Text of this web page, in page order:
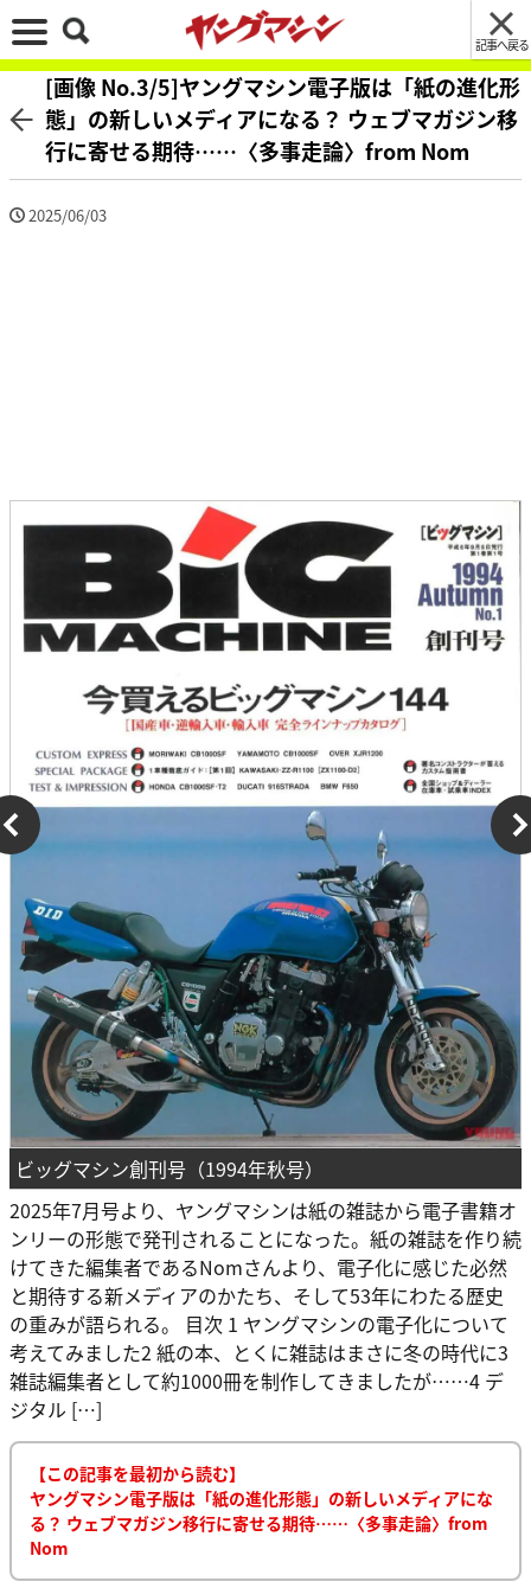
記事へ戻る
[画像 No.3/5]ヤングマシン電子版は「紙の進化形
態」の新しいメディアになる？ ウェブマガジン移
行に寄せる期待……〈多事走論〉from Nom
2025/06/03
ビッグマシン創刊号（1994年秋号）
2025年7月号より、ヤングマシンは紙の雑誌から電子書籍オ
ンリーの形態で発刊されることになった。紙の雑誌を作り続
けてきた編集者であるNomさんより、電子化に感じた必然
と期待する新メディアのかたち、そして53年にわたる歴史
の重みが語られる。 目次 1 ヤングマシンの電子化について
考えてみました2 紙の本、とくに雑誌はまさに冬の時代に3
雑誌編集者として約1000冊を制作してきましたが……4 デ
ジタル […]
【この記事を最初から読む】
ヤングマシン電子版は「紙の進化形態」の新しいメディアにな
る？ ウェブマガジン移行に寄せる期待……〈多事走論〉from
Nom